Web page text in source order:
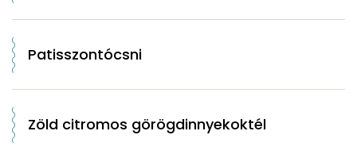
Patisszontócsni
Zöld citromos görögdinnyekoktél